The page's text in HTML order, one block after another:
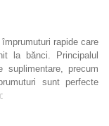
rapide care
la bănci. Principalul
precum
sunt perfecte